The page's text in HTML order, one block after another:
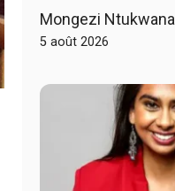
Mongezi Ntukwana
5 août 2026